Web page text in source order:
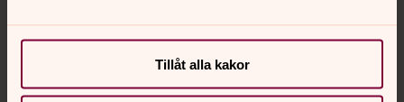
Tillåt alla kakor